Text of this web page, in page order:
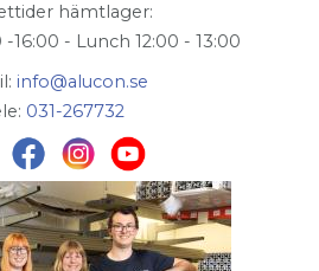
hämtlager:
16:00 - Lunch 12:00 - 13:00
info@alucon.se
031-267732